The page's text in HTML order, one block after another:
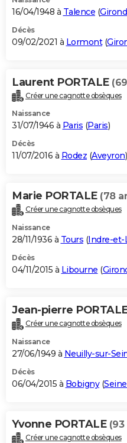
16/04/1948 à Talence (
Décès
09/02/2021 à Lormont(
Laurent PORTALE
Créer une cagnotte obsèques
Naissance
31/07/1946 à Paris (Paris)
Décès
11/07/2016 à Rodez (Aveyron)
Marie PORTALE (78
Créer une cagnotte obsèques
Naissance
28/11/1936 à Tours (Indre-et-
Décès
04/11/2015 à Libourne (
Jean-pierre
Créer une cagnotte obsèques
Naissance
27/06/1949 à Neuilly-sur-
Décès
06/04/2015 à Bobigny(
Yvonne PORTALE (93
Créer une cagnotte obsèques